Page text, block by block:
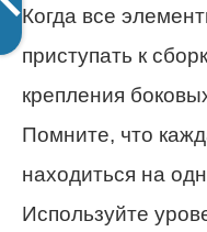
Когда все
приступать к
крепления
Помните, что
находиться на
Используйте